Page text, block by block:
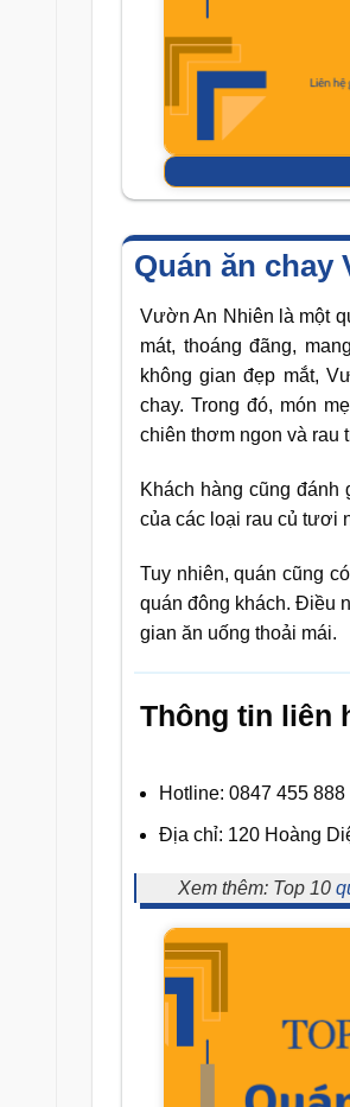
Quán ăn chay
Vườn An Nhiên là một
mát, thoáng đãng,
không gian đẹp mắt,
chay. Trong đó, món
chiên thơm ngon và rau
Khách hàng cũng
của các loại rau củ tươi
Tuy nhiên, quán cũng
quán đông khách. Điều
gian ăn uống thoải mái.
Thông tin liên
Hotline: 0847 455 888
Địa chỉ: 120 Hoàng
Xem thêm: Top 10